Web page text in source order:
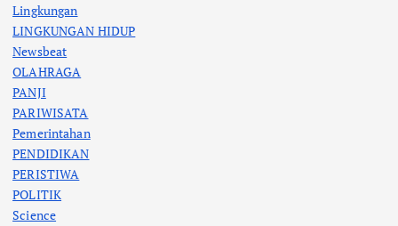
Lingkungan
LINGKUNGAN HIDUP
Newsbeat
OLAHRAGA
PANJI
PARIWISATA
Pemerintahan
PENDIDIKAN
PERISTIWA
POLITIK
Science